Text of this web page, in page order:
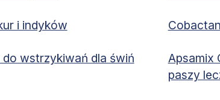
i indyków
do wstrzykiwań dla świń
Apsamix
paszy